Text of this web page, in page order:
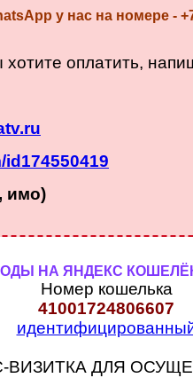
у нас на номере -
оплатить,
имо)
НА ЯНДЕКС
Номер кошелька
41001724806607
ВИЗИТКА ДЛЯ